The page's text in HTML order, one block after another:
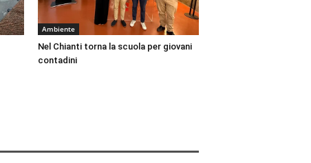
Ambiente
Nel Chianti torna la scuola per giovani
contadini